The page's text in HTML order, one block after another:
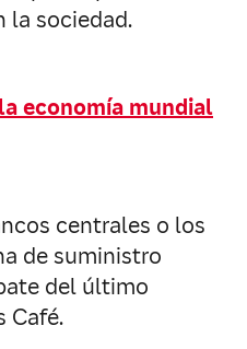
la sociedad.
economía mundial
centrales o los
de suministro
del último
Café.